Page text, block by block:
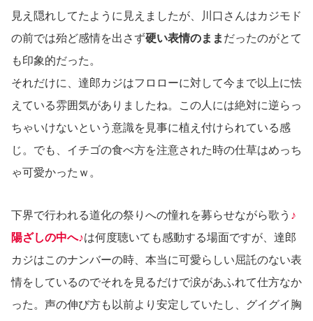
見え隠れしてたように見えましたが、川口さんはカジモド
の前では殆ど感情を出さず硬い表情のまま だったのがとて
も印象的だった。
それだけに、達郎カジはフロローに対して今まで以上に怯
えている雰囲気がありましたね。この人には絶対に逆らっ
ちゃいけないという意識を見事に植え付けられている感
じ。でも、イチゴの食べ方を注意された時の仕草はめっち
ゃ可愛かったｗ。
下界で行われる道化の祭りへの憧れを募らせながら歌う ♪
陽ざしの中へ♪は何度聴いても感動する場面ですが、達郎
カジはこのナンバーの時、本当に可愛らしい屈託のない表
情をしているのでそれを見るだけで涙があふれて仕方なか
った。声の伸び方も以前より安定していたし、グイグイ胸